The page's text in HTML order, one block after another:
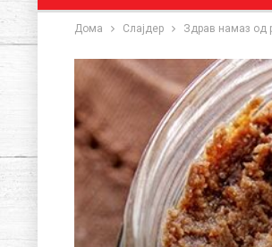
Дома Слајдер Здрав намаз од